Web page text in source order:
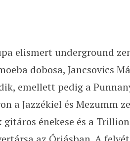
elismert underground
dobosa, Jancsovics
emellett pedig a
a Jazzékiel és Mezumm
énekese és a